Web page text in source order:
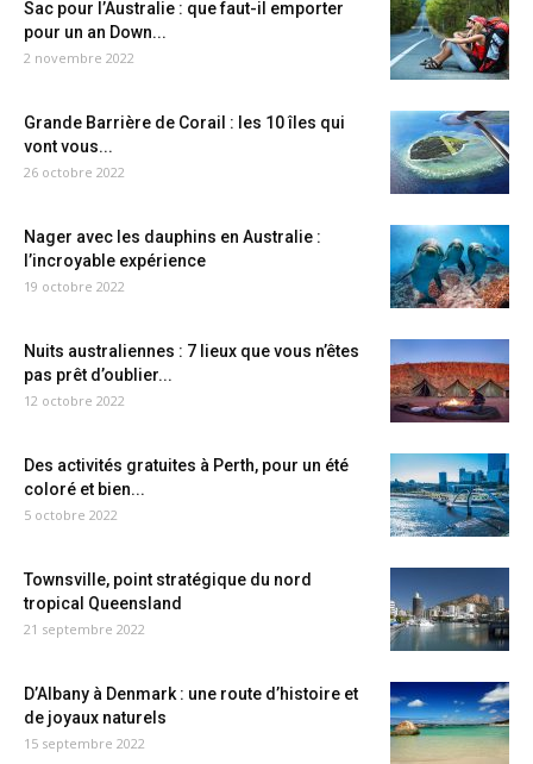
Sac pour l’Australie : que faut-il emporter
pour un an Down...
2 novembre 2022
Grande Barrière de Corail : les 10 îles qui
vont vous...
26 octobre 2022
Nager avec les dauphins en Australie :
l’incroyable expérience
19 octobre 2022
Nuits australiennes : 7 lieux que vous n’êtes
pas prêt d’oublier...
12 octobre 2022
Des activités gratuites à Perth, pour un été
coloré et bien...
5 octobre 2022
Townsville, point stratégique du nord
tropical Queensland
21 septembre 2022
D’Albany à Denmark : une route d’histoire et
de joyaux naturels
15 septembre 2022